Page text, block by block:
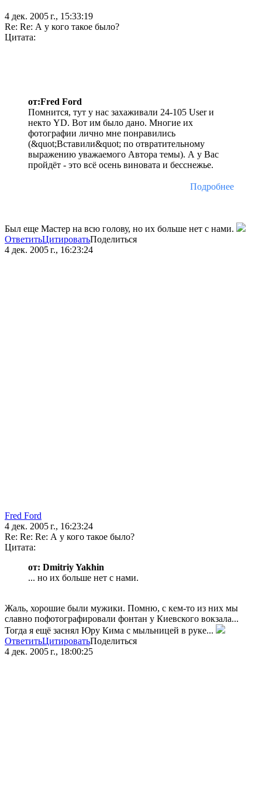
4 дек. 2005 г., 15:33:19
Re: Re: А у кого такое было?
Цитата:
от:Fred Ford
Помнится, тут у нас захаживали 24-105 User и
некто YD. Вот им было дано. Многие их
фотографии лично мне понравились
(&quot;Вставили&quot; по отвратительному
выражению уважаемого Автора темы). А у Вас
пройдёт - это всё осень виновата и бесснежье.
Подробнее
Был еще Мастер на всю голову, но их больше нет с нами.
ОтветитьЦитироватьПоделиться
4 дек. 2005 г., 16:23:24
Fred Ford
4 дек. 2005 г., 16:23:24
Re: Re: Re: А у кого такое было?
Цитата:
от: Dmitriy Yakhin
... но их больше нет с нами.
Жаль, хорошие были мужики. Помню, с кем-то из них мы
славно пофотографировали фонтан у Киевского вокзала...
Тогда я ещё заснял Юру Кима с мыльницей в руке...
ОтветитьЦитироватьПоделиться
4 дек. 2005 г., 18:00:25